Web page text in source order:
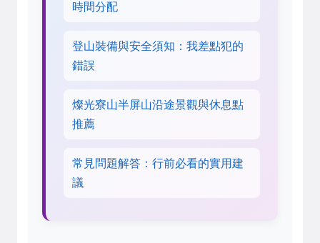
時間分配
登山裝備與安全須知：我差點犯的
錯誤
燦光寮山半屏山沿途景觀與休息點
推薦
常見問題解答：行前必看的實用建
議